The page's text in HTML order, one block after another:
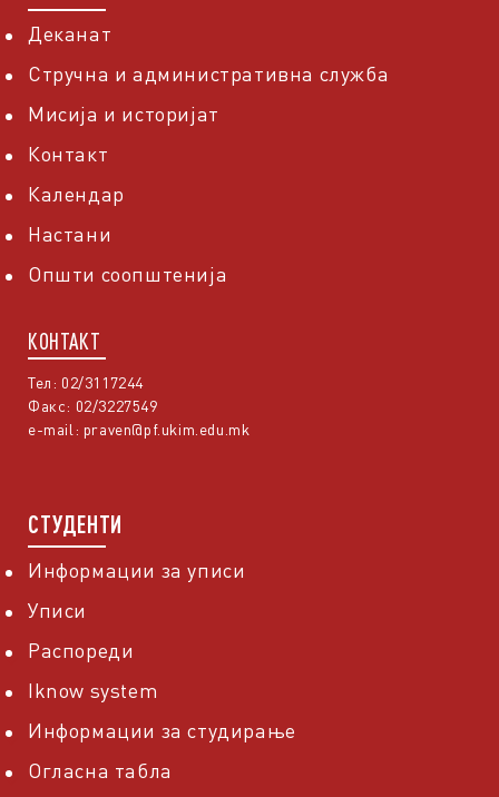
Деканат
Стручна и административна служба
Мисија и историјат
Контакт
Календар
Настани
Општи соопштенија
КОНТАКТ
Тел: 02/3117244
Факс: 02/3227549
e-mail: praven@pf.ukim.edu.mk
СТУДЕНТИ
Информации за уписи
Уписи
Распореди
Iknow system
Информации за студирање
Огласна табла